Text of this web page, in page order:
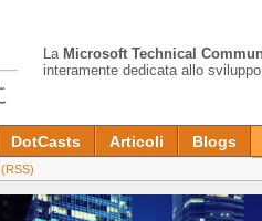
La Microsoft Technical
interamente dedicata allo
DotCasts Articoli Blogs
(RSS)